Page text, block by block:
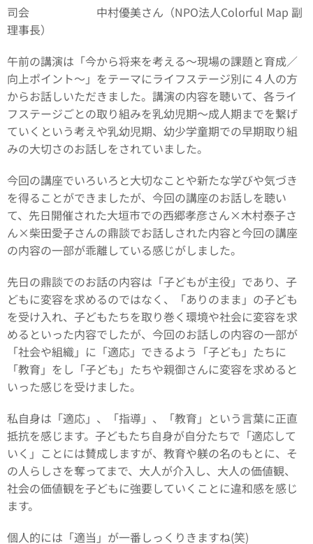
司会 中村優美さん（NPO法人Colorful Map 副
理事長）
午前の講演は「今から将来を考える～現場の課題と育成／
向上ポイント～」をテーマにライフステージ別に４人の方
からお話しいただきました。講演の内容を聴いて、各ライ
フステージごとの取り組みを乳幼児期～成人期までを繋げ
ていくという考えや乳幼児期、幼少学童期での早期取り組
みの大切さのお話しをされていました。
今回の講座でいろいろと大切なことや新たな学びや気づき
を得ることができましたが、今回の講座のお話しを聴い
て、先日開催された大垣市での西郷孝彦さん×木村泰子さ
ん×柴田愛子さんの鼎談でお話しされた内容と今回の講座
の内容の一部が乖離している感じがしました。
先日の鼎談でのお話の内容は「子どもが主役」であり、子
どもに変容を求めるのではなく、「ありのまま」の子ども
を受け入れ、子どもたちを取り巻く環境や社会に変容を求
めるといった内容でしたが、今回のお話しの内容の一部が
「社会や組織」に「適応」できるよう「子ども」たちに
「教育」をし「子ども」たちや親御さんに変容を求めると
いった感じを受けました。
私自身は「適応」、「指導」、「教育」という言葉に正直
抵抗を感じます。子どもたち自身が自分たちで「適応して
いく」ことには賛成しますが、教育や躾の名のもとに、そ
の人らしさを奪ってまで、大人が介入し、大人の価値観、
社会の価値観を子どもに強要していくことに違和感を感じ
ます。
個人的には「適当」が一番しっくりきますね(笑)